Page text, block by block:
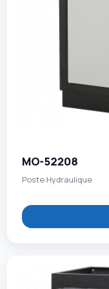
MO-52208
Poste Hydraulique